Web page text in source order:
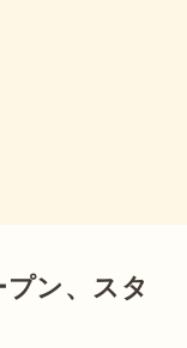
ン、スタ